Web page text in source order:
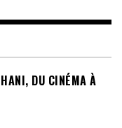
DU CINÉMA À